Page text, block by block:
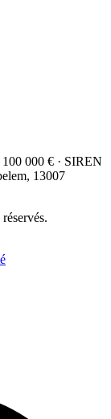
000 € · SIREN
13007